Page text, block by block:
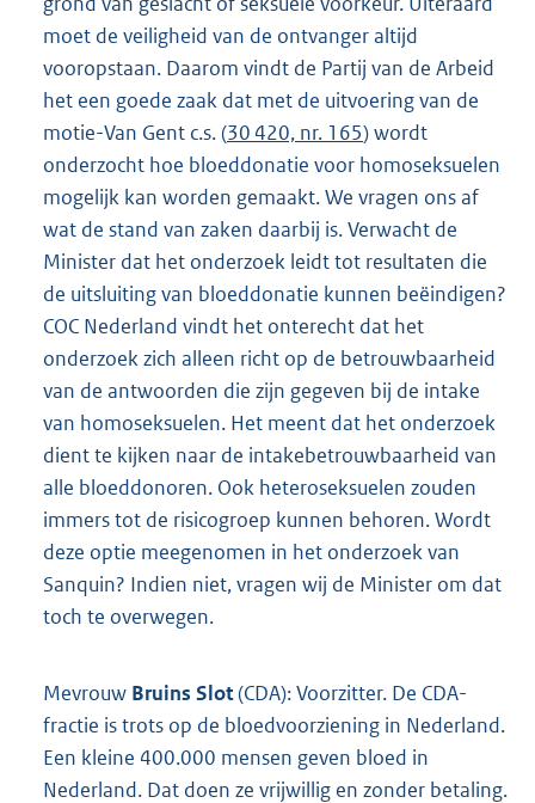
moet de veiligheid van de ontvanger altijd
vooropstaan. Daarom vindt de Partij van de Arbeid
het een goede zaak dat met de uitvoering van de
motie-Van Gent c.s. (30 420, nr. 165) wordt
onderzocht hoe bloeddonatie voor homoseksuelen
mogelijk kan worden gemaakt. We vragen ons af
wat de stand van zaken daarbij is. Verwacht de
Minister dat het onderzoek leidt tot resultaten die
de uitsluiting van bloeddonatie kunnen beëindigen?
COC Nederland vindt het onterecht dat het
onderzoek zich alleen richt op de betrouwbaarheid
van de antwoorden die zijn gegeven bij de intake
van homoseksuelen. Het meent dat het onderzoek
dient te kijken naar de intakebetrouwbaarheid van
alle bloeddonoren. Ook heteroseksuelen zouden
immers tot de risicogroep kunnen behoren. Wordt
deze optie meegenomen in het onderzoek van
Sanquin? Indien niet, vragen wij de Minister om dat
toch te overwegen.
Mevrouw Bruins Slot(CDA): Voorzitter. De CDA-
fractie is trots op de bloedvoorziening in Nederland.
Een kleine 400.000 mensen geven bloed in
Nederland. Dat doen ze vrijwillig en zonder betaling.